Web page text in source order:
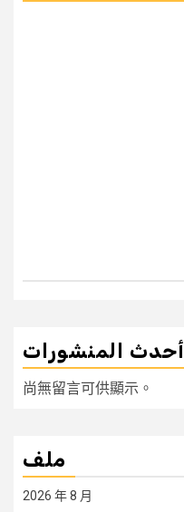
أحدث المنشورات
尚無留言可供顯示。
ملف
2026 年 8 月